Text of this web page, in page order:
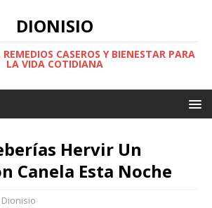
DIONISIO
CASEROS Y BIENESTAR PARA
LA VIDA COTIDIANA
Hervir Un
Canela Esta Noche
Dionisio